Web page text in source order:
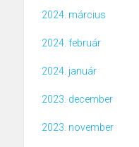
2024. március
2024. február
2024. január
2023. december
2023. november